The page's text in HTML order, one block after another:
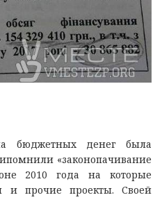
бюджетных денег была
«законопачивание
2010 года на которые
прочие проекты. Своей